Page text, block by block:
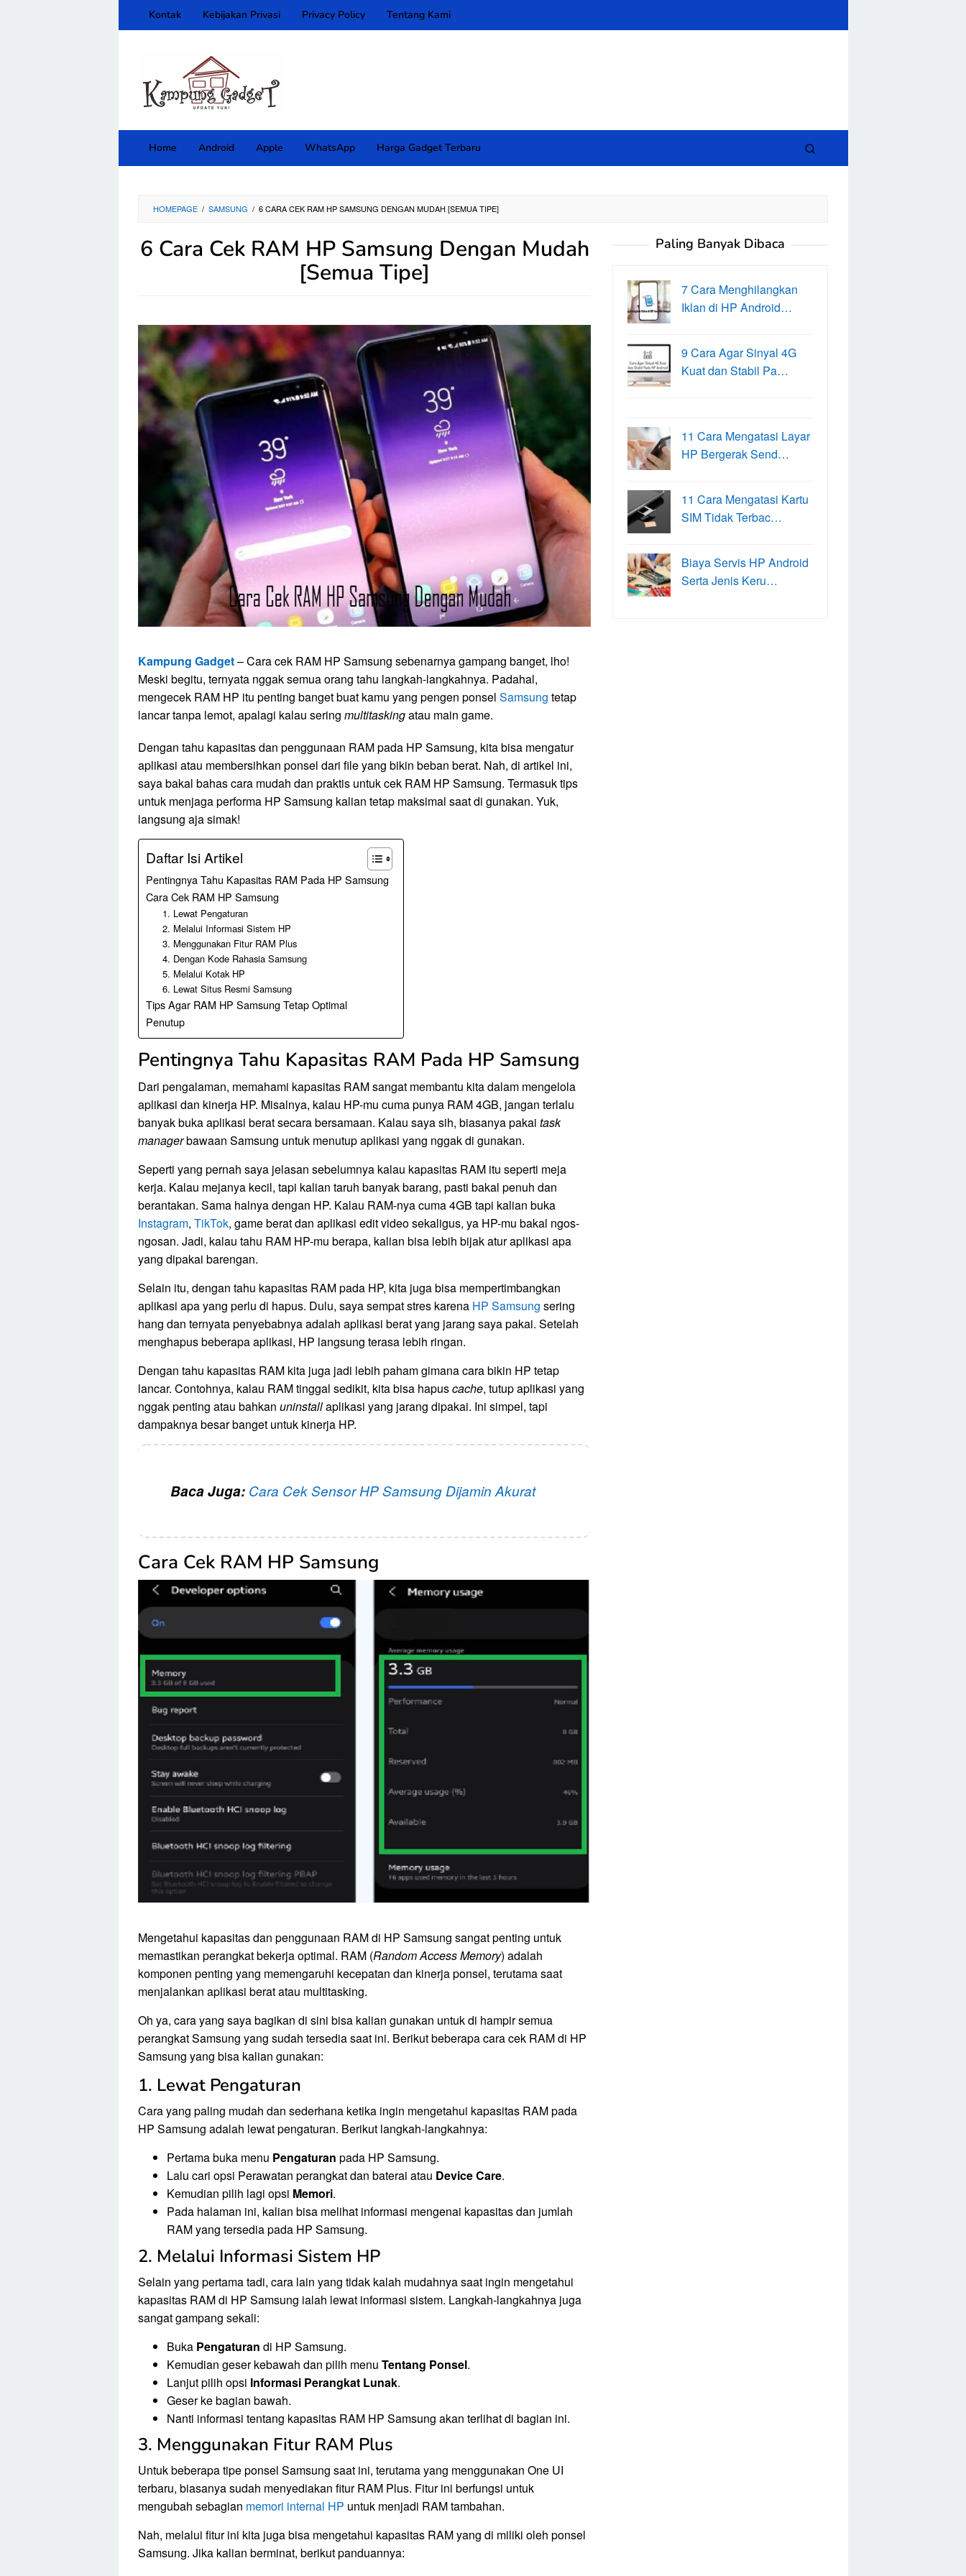
to
Kontak Kebijakan Privasi Privacy Policy Tentang Kami
Home Android Apple WhatsApp Harga Gadget Terbaru
HOMEPAGE / SAMSUNG / 6 CARA CEK RAM HP SAMSUNG DENGAN MUDAH [SEMUA TIPE]
6 Cara Cek RAM HP Samsung Dengan Mudah
[Semua Tipe]
Kampung Gadget– Cara cek RAM HP Samsung sebenarnya gampang banget, lho!
Meski begitu, ternyata nggak semua orang tahu langkah-langkahnya. Padahal,
mengecek RAM HP itu penting banget buat kamu yang pengen ponsel Samsung tetap
lancar tanpa lemot, apalagi kalau sering multitaskingatau main game.
Dengan tahu kapasitas dan penggunaan RAM pada HP Samsung, kita bisa mengatur
aplikasi atau membersihkan ponsel dari file yang bikin beban berat. Nah, di artikel ini,
saya bakal bahas cara mudah dan praktis untuk cek RAM HP Samsung. Termasuk tips
untuk menjaga performa HP Samsung kalian tetap maksimal saat di gunakan. Yuk,
langsung aja simak!
Daftar Isi Artikel
Pentingnya Tahu Kapasitas RAM Pada HP Samsung
Cara Cek RAM HP Samsung
1. Lewat Pengaturan
2. Melalui Informasi Sistem HP
3. Menggunakan Fitur RAM Plus
4. Dengan Kode Rahasia Samsung
5. Melalui Kotak HP
6. Lewat Situs Resmi Samsung
Tips Agar RAM HP Samsung Tetap Optimal
Penutup
Pentingnya Tahu Kapasitas RAM Pada HP Samsung
Dari pengalaman, memahami kapasitas RAM sangat membantu kita dalam mengelola
aplikasi dan kinerja HP. Misalnya, kalau HP-mu cuma punya RAM 4GB, jangan terlalu
banyak buka aplikasi berat secara bersamaan. Kalau saya sih, biasanya pakai task
managerbawaan Samsung untuk menutup aplikasi yang nggak di gunakan.
Seperti yang pernah saya jelasan sebelumnya kalau kapasitas RAM itu seperti meja
kerja. Kalau mejanya kecil, tapi kalian taruh banyak barang, pasti bakal penuh dan
berantakan. Sama halnya dengan HP. Kalau RAM-nya cuma 4GB tapi kalian buka
Instagram, TikTok, game berat dan aplikasi edit video sekaligus, ya HP-mu bakal ngos-
ngosan. Jadi, kalau tahu RAM HP-mu berapa, kalian bisa lebih bijak atur aplikasi apa
yang dipakai barengan.
Selain itu, dengan tahu kapasitas RAM pada HP, kita juga bisa mempertimbangkan
aplikasi apa yang perlu di hapus. Dulu, saya sempat stres karena HP Samsung sering
hang dan ternyata penyebabnya adalah aplikasi berat yang jarang saya pakai. Setelah
menghapus beberapa aplikasi, HP langsung terasa lebih ringan.
Dengan tahu kapasitas RAM kita juga jadi lebih paham gimana cara bikin HP tetap
lancar. Contohnya, kalau RAM tinggal sedikit, kita bisa hapuscache, tutup aplikasi yang
nggak penting atau bahkan uninstallaplikasi yang jarang dipakai. Ini simpel, tapi
dampaknya besar banget untuk kinerja HP.
Baca Juga: Cara Cek Sensor HP Samsung Dijamin Akurat
Cara Cek RAM HP Samsung
Mengetahui kapasitas dan penggunaan RAM di HP Samsung sangat penting untuk
memastikan perangkat bekerja optimal. RAM (Random Access Memory) adalah
komponen penting yang memengaruhi kecepatan dan kinerja ponsel, terutama saat
menjalankan aplikasi berat atau multitasking.
Oh ya, cara yang saya bagikan di sini bisa kalian gunakan untuk di hampir semua
perangkat Samsung yang sudah tersedia saat ini. Berikut beberapa cara cek RAM di HP
Samsung yang bisa kalian gunakan:
1. Lewat Pengaturan
Cara yang paling mudah dan sederhana ketika ingin mengetahui kapasitas RAM pada
HP Samsung adalah lewat pengaturan. Berikut langkah-langkahnya:
Pertama buka menu Pengaturan pada HP Samsung.
Lalu cari opsi Perawatan perangkat dan baterai atau Device Care.
Kemudian pilih lagi opsi Memori.
Pada halaman ini, kalian bisa melihat informasi mengenai kapasitas dan jumlah
RAM yang tersedia pada HP Samsung.
2. Melalui Informasi Sistem HP
Selain yang pertama tadi, cara lain yang tidak kalah mudahnya saat ingin mengetahui
kapasitas RAM di HP Samsung ialah lewat informasi sistem. Langkah-langkahnya juga
sangat gampang sekali:
Buka Pengaturan di HP Samsung.
Kemudian geser kebawah dan pilih menu Tentang Ponsel.
Lanjut pilih opsi Informasi Perangkat Lunak.
Geser ke bagian bawah.
Nanti informasi tentang kapasitas RAM HP Samsung akan terlihat di bagian ini.
3. Menggunakan Fitur RAM Plus
Untuk beberapa tipe ponsel Samsung saat ini, terutama yang menggunakan One UI
terbaru, biasanya sudah menyediakan fitur RAM Plus. Fitur ini berfungsi untuk
mengubah sebagian memori internal HP untuk menjadi RAM tambahan.
Nah, melalui fitur ini kita juga bisa mengetahui kapasitas RAM yang di miliki oleh ponsel
Samsung. Jika kalian berminat, berikut panduannya:
Paling Banyak Dibaca
7 Cara Menghilangkan
Iklan di HP Android…
9 Cara Agar Sinyal 4G
Kuat dan Stabil Pa…
11 Cara Mengatasi Layar
HP Bergerak Send…
11 Cara Mengatasi Kartu
SIM Tidak Terbac…
Biaya Servis HP Android
Serta Jenis Keru…